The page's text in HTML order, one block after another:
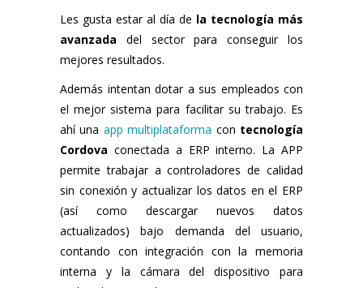
Les gusta estar al día de la tecnología más
avanzada del sector para conseguir los
mejores resultados.
Además intentan dotar a sus empleados con
el mejor sistema para facilitar su trabajo. Es
ahí una app multiplataforma con tecnología
Cordova conectada a ERP interno. La APP
permite trabajar a controladores de calidad
sin conexión y actualizar los datos en el ERP
(así como descargar nuevos datos
actualizados) bajo demanda del usuario,
contando con integración con la memoria
interna y la cámara del dispositivo para